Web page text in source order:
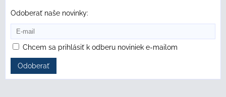
Odoberať naše novinky:
Chcem sa prihlásiť k odberu noviniek e-mailom
Odoberať